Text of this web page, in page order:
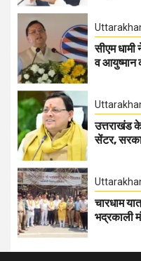
सीएम धामी
व आयुष्मान
उत्तराखंड
सेंटर,
चारधाम
भद्रकाली